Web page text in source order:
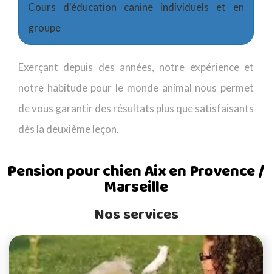
Cours d'éducation canine individuels et en
groupe
Exerçant depuis des années, notre expérience et
notre habitude pour le monde animal nous permet
de vous garantir des résultats plus que satisfaisants
dès la deuxième leçon.
Pension pour chien Aix en Provence /
Marseille
Nos services